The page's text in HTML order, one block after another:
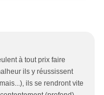
à tout prix faire
ils y réussissent
ils se rendront vite